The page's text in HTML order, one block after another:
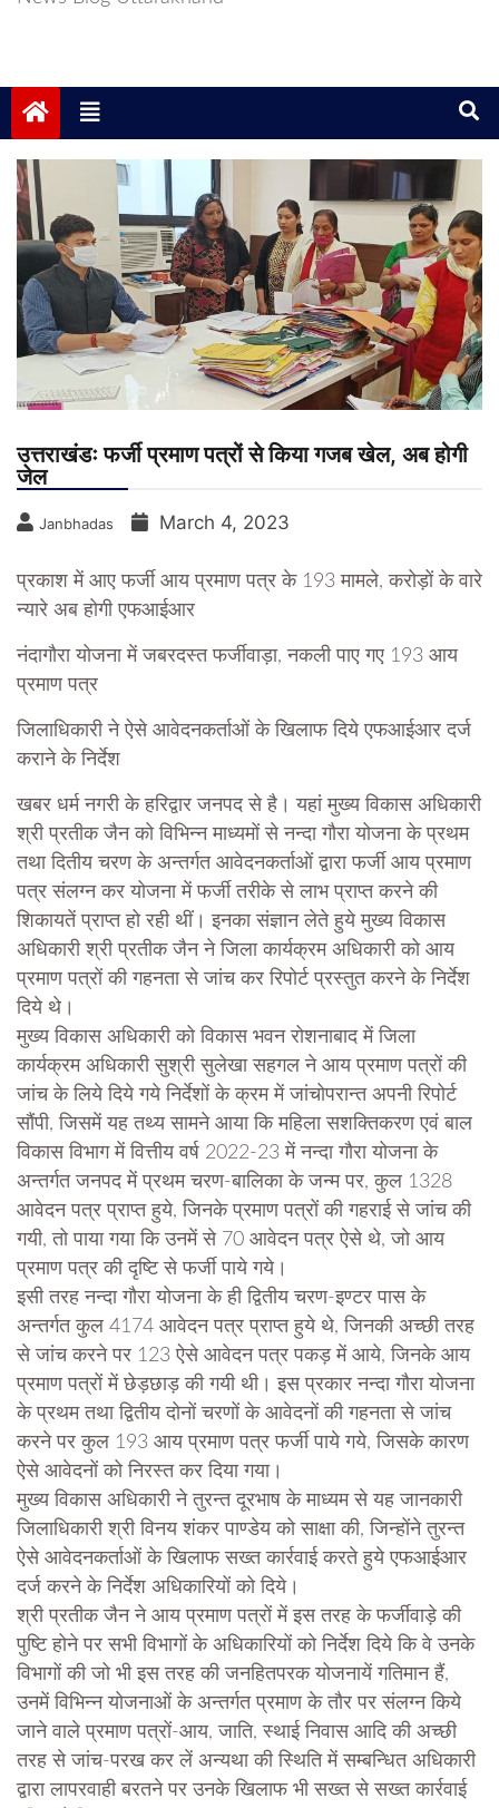
उत्तराखंडः फर्जी प्रमाण पत्रों से किया गजब खेल, अब होगी
जेल
Janbhadas March 4, 2023
प्रकाश में आए फर्जी आय प्रमाण पत्र के 193 मामले, करोड़ों के वारे
न्यारे अब होगी एफआईआर
नंदागौरा योजना में जबरदस्त फर्जीवाड़ा, नकली पाए गए 193 आय
प्रमाण पत्र
जिलाधिकारी ने ऐसे आवेदनकर्ताओं के खिलाफ दिये एफआईआर दर्ज
कराने के निर्देश
खबर धर्म नगरी के हरिद्वार जनपद से है। यहां मुख्य विकास अधिकारी
श्री प्रतीक जैन को विभिन्न माध्यमों से नन्दा गौरा योजना के प्रथम
तथा दितीय चरण के अन्तर्गत आवेदनकर्ताओं द्वारा फर्जी आय प्रमाण
पत्र संलग्न कर योजना में फर्जी तरीके से लाभ प्राप्त करने की
शिकायतें प्राप्त हो रही थीं। इनका संज्ञान लेते हुये मुख्य विकास
अधिकारी श्री प्रतीक जैन ने जिला कार्यक्रम अधिकारी को आय
प्रमाण पत्रों की गहनता से जांच कर रिपोर्ट प्रस्तुत करने के निर्देश
दिये थे।
मुख्य विकास अधिकारी को विकास भवन रोशनाबाद में जिला
कार्यक्रम अधिकारी सुश्री सुलेखा सहगल ने आय प्रमाण पत्रों की
जांच के लिये दिये गये निर्देशों के क्रम में जांचोपरान्त अपनी रिपोर्ट
सौंपी, जिसमें यह तथ्य सामने आया कि महिला सशक्तिकरण एवं बाल
विकास विभाग में वित्तीय वर्ष 2022-23 में नन्दा गौरा योजना के
अन्तर्गत जनपद में प्रथम चरण-बालिका के जन्म पर, कुल 1328
आवेदन पत्र प्राप्त हुये, जिनके प्रमाण पत्रों की गहराई से जांच की
गयी, तो पाया गया कि उनमें से 70 आवेदन पत्र ऐसे थे, जो आय
प्रमाण पत्र की दृष्टि से फर्जी पाये गये।
इसी तरह नन्दा गौरा योजना के ही द्वितीय चरण-इण्टर पास के
अन्तर्गत कुल 4174 आवेदन पत्र प्राप्त हुये थे, जिनकी अच्छी तरह
से जांच करने पर 123 ऐसे आवेदन पत्र पकड़ में आये, जिनके आय
प्रमाण पत्रों में छेड़छाड़ की गयी थी। इस प्रकार नन्दा गौरा योजना
के प्रथम तथा द्वितीय दोनों चरणों के आवेदनों की गहनता से जांच
करने पर कुल 193 आय प्रमाण पत्र फर्जी पाये गये, जिसके कारण
ऐसे आवेदनों को निरस्त कर दिया गया।
मुख्य विकास अधिकारी ने तुरन्त दूरभाष के माध्यम से यह जानकारी
जिलाधिकारी श्री विनय शंकर पाण्डेय को साक्षा की, जिन्होंने तुरन्त
ऐसे आवेदनकर्ताओं के खिलाफ सख्त कार्रवाई करते हुये एफआईआर
दर्ज करने के निर्देश अधिकारियों को दिये।
श्री प्रतीक जैन ने आय प्रमाण पत्रों में इस तरह के फर्जीवाड़े की
पुष्टि होने पर सभी विभागों के अधिकारियों को निर्देश दिये कि वे उनके
विभागों की जो भी इस तरह की जनहितपरक योजनायें गतिमान हैं,
उनमें विभिन्न योजनाओं के अन्तर्गत प्रमाण के तौर पर संलग्न किये
जाने वाले प्रमाण पत्रों-आय, जाति, स्थाई निवास आदि की अच्छी
तरह से जांच-परख कर लें अन्यथा की स्थिति में सम्बन्धित अधिकारी
द्वारा लापरवाही बरतने पर उनके खिलाफ भी सख्त से सख्त कार्रवाई